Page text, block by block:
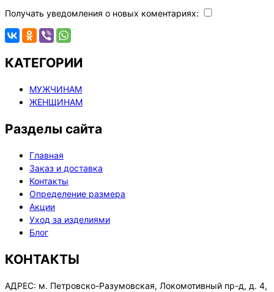
Получать уведомления о новых коментариях:
КАТЕГОРИИ
МУЖЧИНАМ
ЖЕНЩИНАМ
Разделы сайта
Главная
Заказ и доставка
Контакты
Определение размера
Акции
Уход за изделиями
Блог
КОНТАКТЫ
АДРЕС: м. Петровско-Разумовская, Локомотивный пр-д, д. 4,